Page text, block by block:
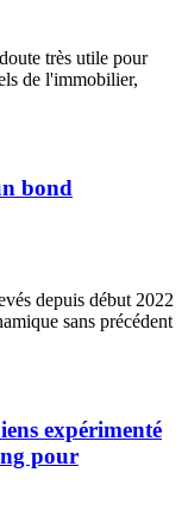
très utile pour
de l'immobilier,
bond
depuis début 2022
sans précédent
expérimenté
pour